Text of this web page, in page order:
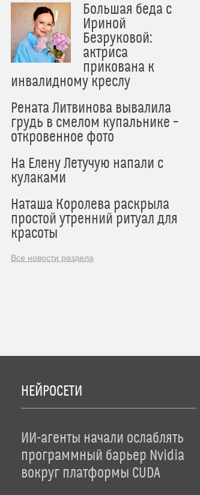
Большая беда с
Ириной
Безруковой:
актриса
прикована к
инвалидному креслу
Рената Литвинова вывалила
грудь в смелом купальнике –
откровенное фото
На Елену Летучую напали с
кулаками
Наташа Королева раскрыла
простой утренний ритуал для
красоты
Все новости раздела
НЕЙРОСЕТИ
ИИ-агенты начали ослаблять
программный барьер Nvidia
вокруг платформы CUDA